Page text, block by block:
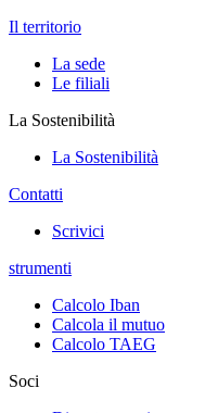
Il territorio
La sede
Le filiali
La Sostenibilità
La Sostenibilità
Contatti
Scrivici
strumenti
Calcolo Iban
Calcola il mutuo
Calcolo TAEG
Soci